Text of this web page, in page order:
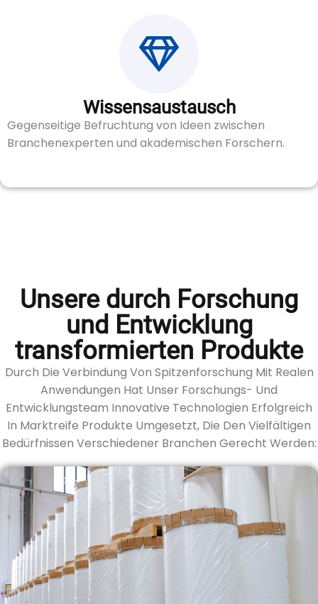
Wissensaustausch
Gegenseitige Befruchtung von Ideen zwischen
Branchenexperten und akademischen Forschern.
Unsere durch Forschung
und Entwicklung
transformierten Produkte
Durch Die Verbindung Von Spitzenforschung Mit Realen
Anwendungen Hat Unser Forschungs- Und
Entwicklungsteam Innovative Technologien Erfolgreich
In Marktreife Produkte Umgesetzt, Die Den Vielfältigen
Bedürfnissen Verschiedener Branchen Gerecht Werden: